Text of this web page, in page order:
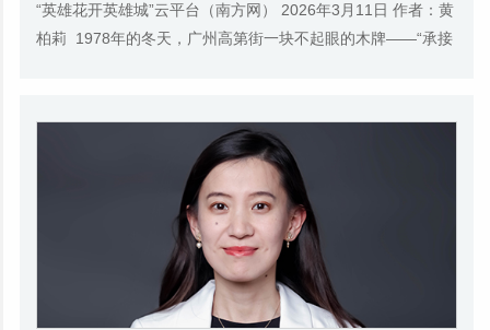
“英雄花开英雄城”云平台（南方网） 2026年3月11日 作者：黄
柏莉 1978年的冬天，广州高第街一块不起眼的木牌——“承接